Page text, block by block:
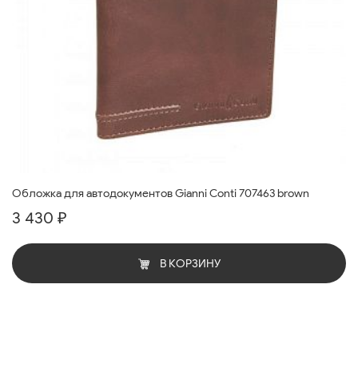
Обложка для автодокументов Gianni Conti 707463 brown
3 430 ₽
В КОРЗИНУ